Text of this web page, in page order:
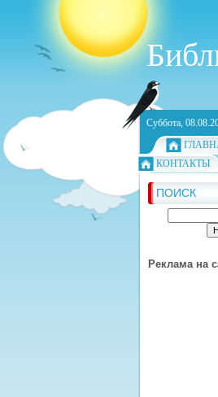
Суббота,
КОНТАКТЫ
ПОИСК
Реклама на